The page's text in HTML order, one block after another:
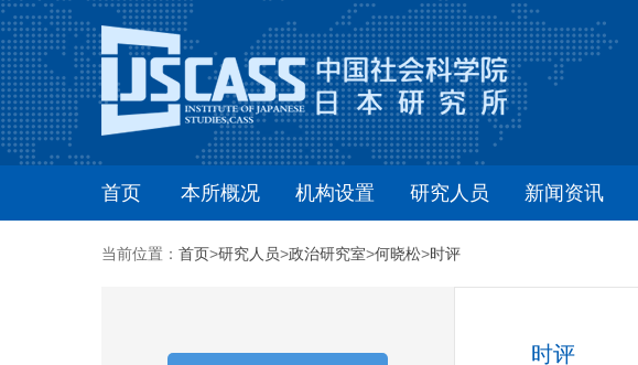
首页 本所概况 机构设置 研究人员 新闻资讯
当前位置： 首页>研究人员>政治研究室>何晓松>时评
时评